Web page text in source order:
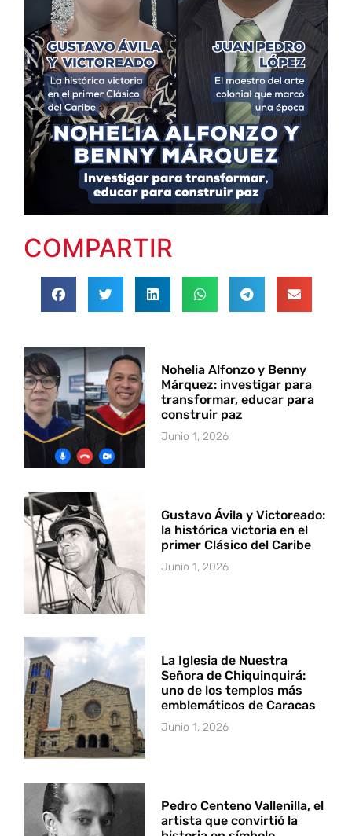
COMPARTIR
Nohelia Alfonzo y Benny
Márquez: investigar para
transformar, educar para
construir paz
Junio 1, 2026
Gustavo Ávila y Victoreado:
la histórica victoria en el
primer Clásico del Caribe
Junio 1, 2026
La Iglesia de Nuestra
Señora de Chiquinquirá:
uno de los templos más
emblemáticos de Caracas
Junio 1, 2026
Pedro Centeno Vallenilla, el
artista que convirtió la